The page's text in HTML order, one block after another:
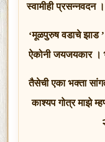
स्वामीही प्रसन्नवदन
‘मूळपुरुष वडाचे झाड ’
ऐकोनी जयजयकार ।
तैसेची एका भक्ता
काश्यप गोत्र माझे